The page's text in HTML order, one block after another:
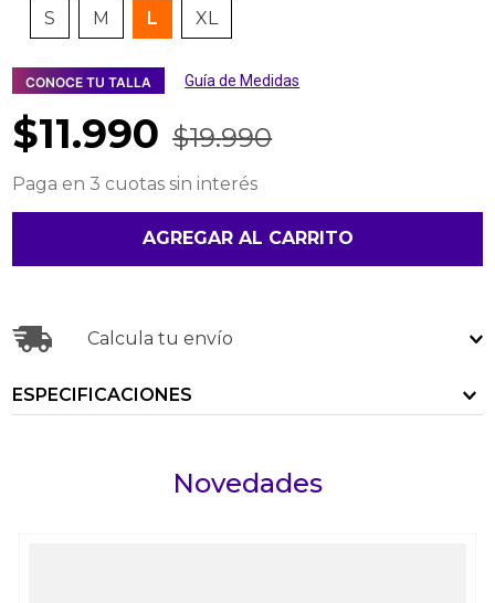
S M L XL
CONOCE TU TALLA Guía de Medidas
$11.990 $19.990
Paga en 3 cuotas sin interés
AGREGAR AL CARRITO
Calcula tu envío
ESPECIFICACIONES
Novedades